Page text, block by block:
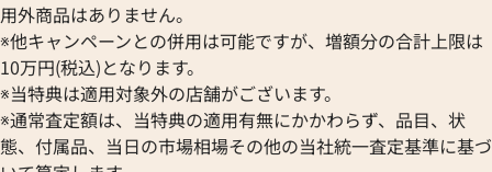
用外商品はありません。
※他キャンペーンとの併用は可能ですが、増額分の合計上限は
10万円(税込)となります。
※当特典は適用対象外の店舗がございます。
※通常査定額は、当特典の適用有無にかかわらず、品目、状
態、付属品、当日の市場相場その他の当社統一査定基準に基づ